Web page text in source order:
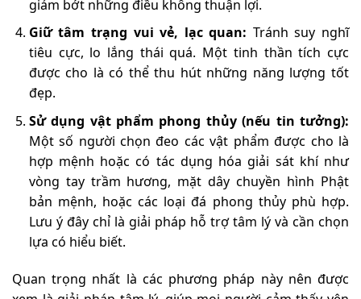
giảm bớt những điều không thuận lợi.
Giữ tâm trạng vui vẻ, lạc quan: Tránh suy nghĩ
tiêu cực, lo lắng thái quá. Một tinh thần tích cực
được cho là có thể thu hút những năng lượng tốt
đẹp.
Sử dụng vật phẩm phong thủy (nếu tin tưởng):
Một số người chọn đeo các vật phẩm được cho là
hợp mệnh hoặc có tác dụng hóa giải sát khí như
vòng tay trầm hương, mặt dây chuyền hình Phật
bản mệnh, hoặc các loại đá phong thủy phù hợp.
Lưu ý đây chỉ là giải pháp hỗ trợ tâm lý và cần chọn
lựa có hiểu biết.
Quan trọng nhất là các phương pháp này nên được